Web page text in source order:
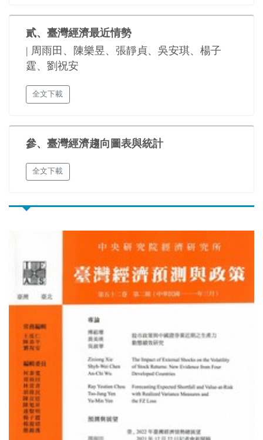
貳、臺灣經濟最近情勢
| 周雨田、陳樂昱、張靜貞、吳安琪、楊子
霆、劉祝安
全文下載
參、臺灣經濟趨向圖表與統計
全文下載